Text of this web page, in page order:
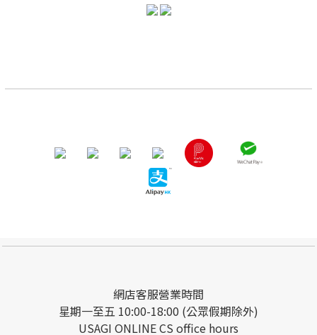
網店客服營業時間
星期一至五 10:00-18:00 (公眾假期除外)
USAGI ONLINE CS office hours